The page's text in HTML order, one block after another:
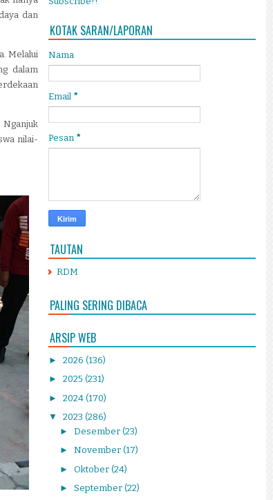
dan
Melalui
dalam
nilai-
KOTAK SARAN/LAPORAN
Nama
Email *
Pesan *
TAUTAN
RDM
PALING SERING DIBACA
ARSIP WEB
► 2026 (136)
► 2025 (231)
► 2024 (170)
▼ 2023 (286)
► Desember (23)
► November (17)
► Oktober (24)
► September (22)